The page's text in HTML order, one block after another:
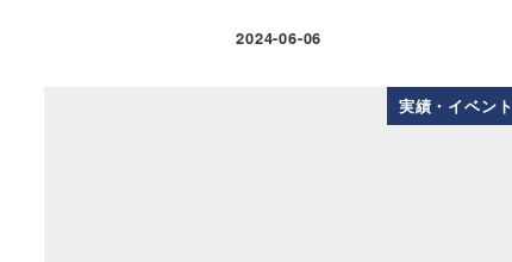
2024-06-06
実績・イベント